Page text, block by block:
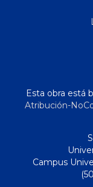
Esta obra está
Atribución-
Campus